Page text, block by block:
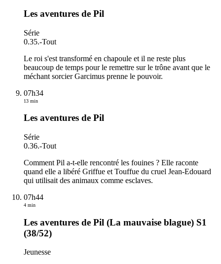
Les aventures de Pil
Série
0.35.-Tout
Le roi s'est transformé en chapoule et il ne reste plus
beaucoup de temps pour le remettre sur le trône avant que le
méchant sorcier Garcimus prenne le pouvoir.
07h34
13 min
Les aventures de Pil
Série
0.36.-Tout
Comment Pil a-t-elle rencontré les fouines ? Elle raconte
quand elle a libéré Griffue et Touffue du cruel Jean-Edouard
qui utilisait des animaux comme esclaves.
07h44
4 min
Les aventures de Pil (La mauvaise blague) S1
(38/52)
Jeunesse